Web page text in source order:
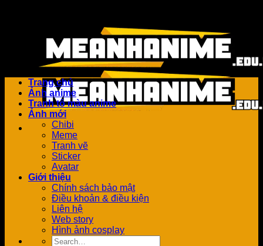
Trang chủ
Ảnh anime
Tranh tô màu anime
Ảnh mới
Chibi
Meme
Tranh vẽ
Sticker
Avatar
Giới thiệu
Chính sách bảo mật
Điều khoản & điều kiện
Liên hệ
Web story
Hình ảnh cosplay